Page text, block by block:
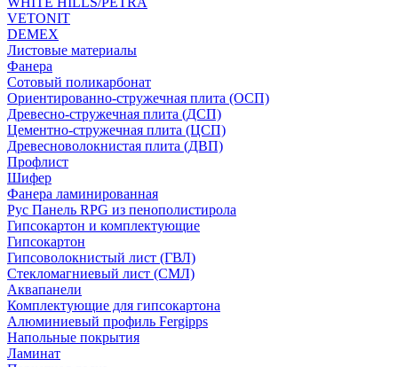
VETONIT
DEMEX
Листовые материалы
Фанера
Сотовый поликарбонат
Ориентированно-стружечная плита (ОСП)
Древесно-стружечная плита (ДСП)
Цементно-стружечная плита (ЦСП)
Древесноволокнистая плита (ДВП)
Профлист
Шифер
Фанера ламинированная
Рус Панель RPG из пенополистирола
Гипсокартон и комплектующие
Гипсокартон
Гипсоволокнистый лист (ГВЛ)
Стекломагниевый лист (СМЛ)
Аквапанели
Комплектующие для гипсокартона
Алюминиевый профиль Fergipps
Напольные покрытия
Ламинат